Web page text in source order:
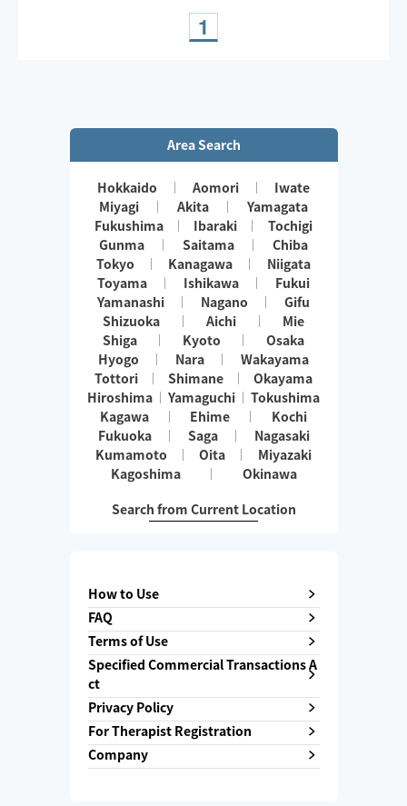
1
Area Search
Hokkaido Aomori
Iwate
Miyagi
Akita
Yamagata
Fukushima
Ibaraki
Tochigi
Gunma
Saitama
Chiba
Tokyo
Kanagawa
Niigata
Toyama
Ishikawa
Fukui
Yamanashi
Nagano
Gifu
Shizuoka
Aichi
Mie
Shiga
Kyoto
Osaka
Hyogo
Nara
Wakayama
Tottori
Shimane
Okayama
Hiroshima
Yamaguchi
Tokushima
Kagawa
Ehime
Kochi
Fukuoka
Saga
Nagasaki
Kumamoto
Oita
Miyazaki
Kagoshima
Okinawa
Search from Current Location
How to Use
FAQ
Terms of Use
Specified Commercial Transactions A
ct
Privacy Policy
For Therapist Registration
Company